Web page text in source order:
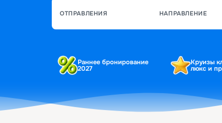
ОТПРАВЛЕНИЯ НАПРАВЛЕНИЕ
Раннее бронирование
2027
Круизы
люкс и